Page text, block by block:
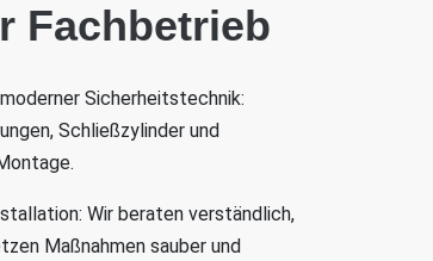
Fachbetrieb
Sicherheitstechnik:
Schließzylinder und
Wir beraten verständlich,
Maßnahmen sauber und